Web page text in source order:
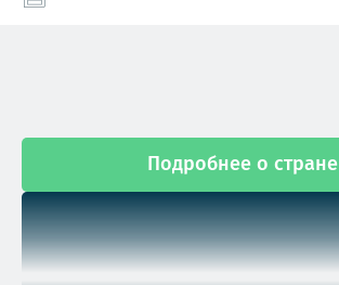
Подробнее о стране